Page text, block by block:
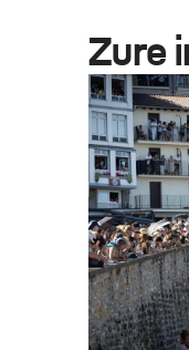
Zure